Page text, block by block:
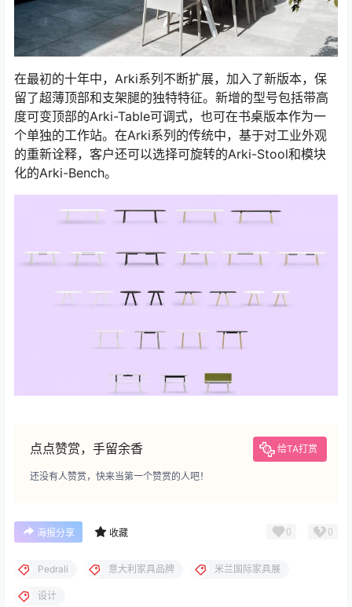
在最初的十年中，Arki系列不断扩展，加入了新版本，保
留了超薄顶部和支架腿的独特特征。新增的型号包括带高
度可变顶部的Arki-Table可调式，也可在书桌版本作为一
个单独的工作站。在Arki系列的传统中，基于对工业外观
的重新诠释，客户还可以选择可旋转的Arki-Stool和模块
化的Arki-Bench。
点点赞赏，手留余香 给TA打赏
还没有人赞赏，快来当第一个赞赏的人吧！
海报分享 收藏 0 0
Pedrali 意大利家具品牌 米兰国际家具展
设计